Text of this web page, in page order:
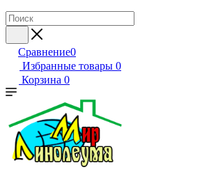
Сравнение0
Избранные товары 0
Корзина 0